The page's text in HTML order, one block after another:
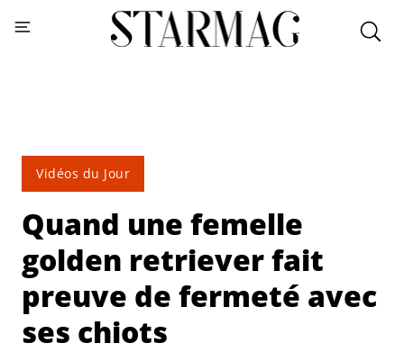
Vidéos du Jour
Quand une femelle
golden retriever fait
preuve de fermeté avec
ses chiots